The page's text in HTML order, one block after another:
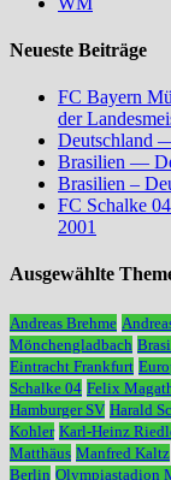
Neueste Beiträge
FC Bayern
der
Deutschland
Brasilien —
Brasilien –
FC Schalke
2001
Ausgewählte
Andreas Brehme
Mönchengladbach
Eintracht Frankfurt
Schalke 04 Felix
Hamburger SV Harald
Kohler Karl-Heinz
Matthäus Manfred Kaltz
Berlin Olympiastadion